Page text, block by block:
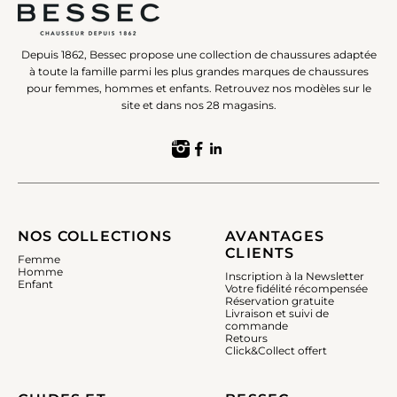
Depuis 1862, Bessec propose une collection de chaussures adaptée
à toute la famille parmi les plus grandes marques de chaussures
pour femmes, hommes et enfants. Retrouvez nos modèles sur le
site et dans nos 28 magasins.
NOS COLLECTIONS
Femme
Homme
Enfant
AVANTAGES
CLIENTS
Inscription à la Newsletter
Votre fidélité récompensée
Réservation gratuite
Livraison et suivi de
commande
Retours
Click&Collect offert